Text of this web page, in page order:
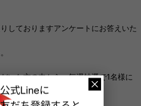
しておりますアンケートにお答えいた
いた方の中から、毎週抽選で1名様に
しております。